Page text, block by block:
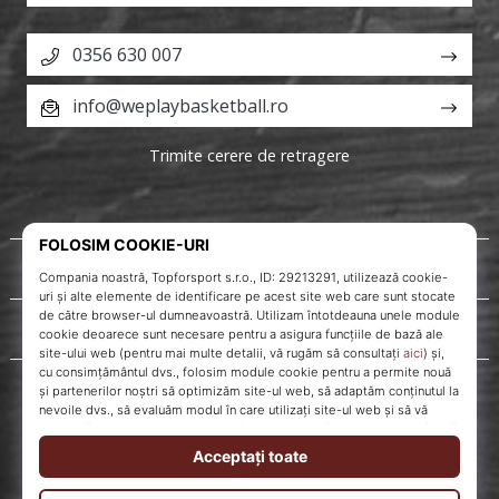
WePlayBasketball.ro
Despre noi
Servicii clienți
0356 630 007
info@weplaybasketball.ro
Trimite cerere de retragere